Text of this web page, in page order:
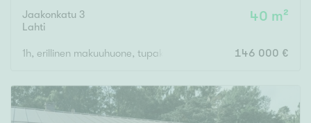
Jaakonkatu 3
Lahti
40 m²
1h, erillinen makuuhuone, tupakeittiö, s, p 146 000 €